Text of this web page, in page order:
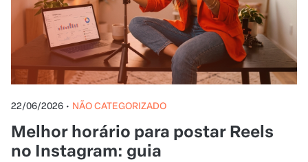
22/06/2026 • NÃO CATEGORIZADO
Melhor horário para postar Reels
no Instagram: guia